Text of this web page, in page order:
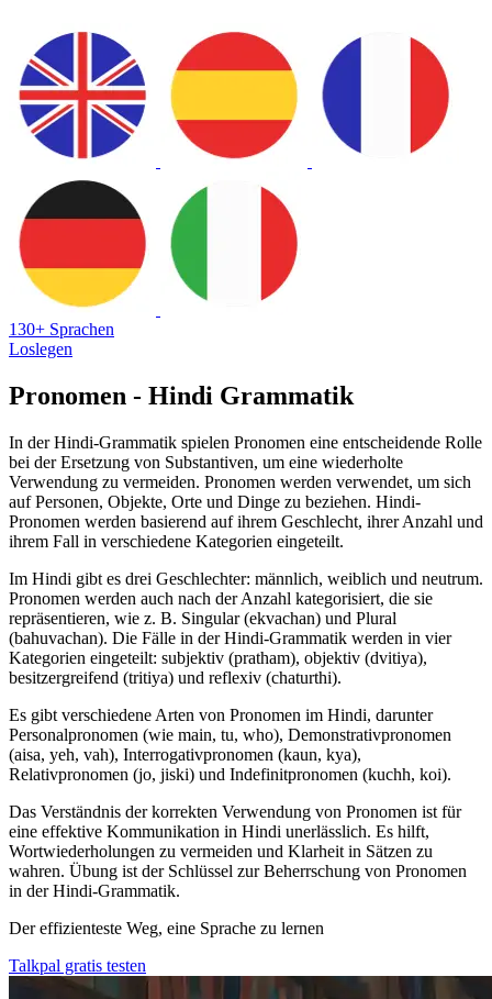
130+ Sprachen
Loslegen
Pronomen - Hindi Grammatik
In der Hindi-Grammatik spielen Pronomen eine entscheidende Rolle
bei der Ersetzung von Substantiven, um eine wiederholte
Verwendung zu vermeiden. Pronomen werden verwendet, um sich
auf Personen, Objekte, Orte und Dinge zu beziehen. Hindi-
Pronomen werden basierend auf ihrem Geschlecht, ihrer Anzahl und
ihrem Fall in verschiedene Kategorien eingeteilt.
Im Hindi gibt es drei Geschlechter: männlich, weiblich und neutrum.
Pronomen werden auch nach der Anzahl kategorisiert, die sie
repräsentieren, wie z. B. Singular (ekvachan) und Plural
(bahuvachan). Die Fälle in der Hindi-Grammatik werden in vier
Kategorien eingeteilt: subjektiv (pratham), objektiv (dvitiya),
besitzergreifend (tritiya) und reflexiv (chaturthi).
Es gibt verschiedene Arten von Pronomen im Hindi, darunter
Personalpronomen (wie main, tu, who), Demonstrativpronomen
(aisa, yeh, vah), Interrogativpronomen (kaun, kya),
Relativpronomen (jo, jiski) und Indefinitpronomen (kuchh, koi).
Das Verständnis der korrekten Verwendung von Pronomen ist für
eine effektive Kommunikation in Hindi unerlässlich. Es hilft,
Wortwiederholungen zu vermeiden und Klarheit in Sätzen zu
wahren. Übung ist der Schlüssel zur Beherrschung von Pronomen
in der Hindi-Grammatik.
Der effizienteste Weg, eine Sprache zu lernen
Talkpal gratis testen